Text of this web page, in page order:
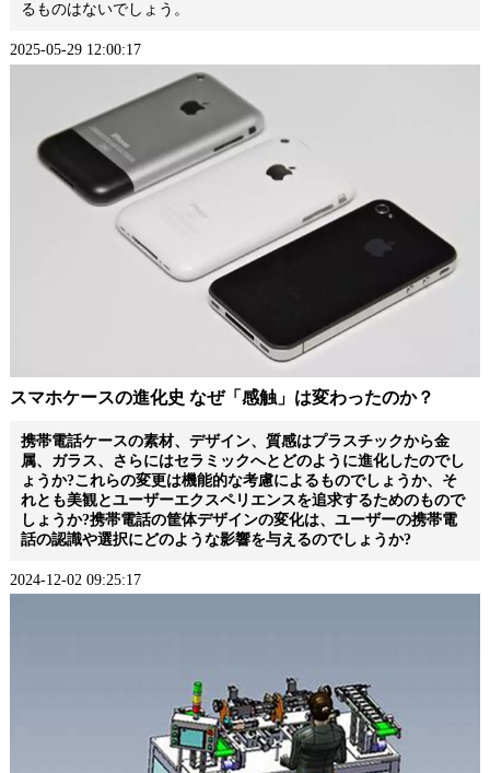
るものはないでしょう。
2025-05-29 12:00:17
スマホケースの進化史 なぜ「感触」は変わったのか？
携帯電話ケースの素材、デザイン、質感はプラスチックから金
属、ガラス、さらにはセラミックへとどのように進化したのでし
ょうか?これらの変更は機能的な考慮によるものでしょうか、そ
れとも美観とユーザーエクスペリエンスを追求するためのもので
しょうか?携帯電話の筐体デザインの変化は、ユーザーの携帯電
話の認識や選択にどのような影響を与えるのでしょうか?
2024-12-02 09:25:17